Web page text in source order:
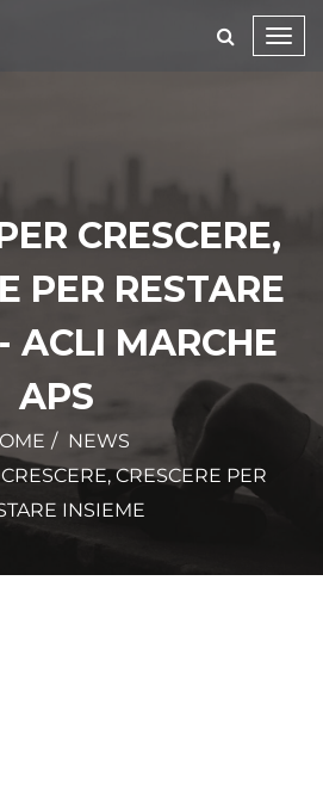
CRESCERE,
PER RESTARE
ACLI MARCHE
APS
NEWS
CRESCERE PER
INSIEME